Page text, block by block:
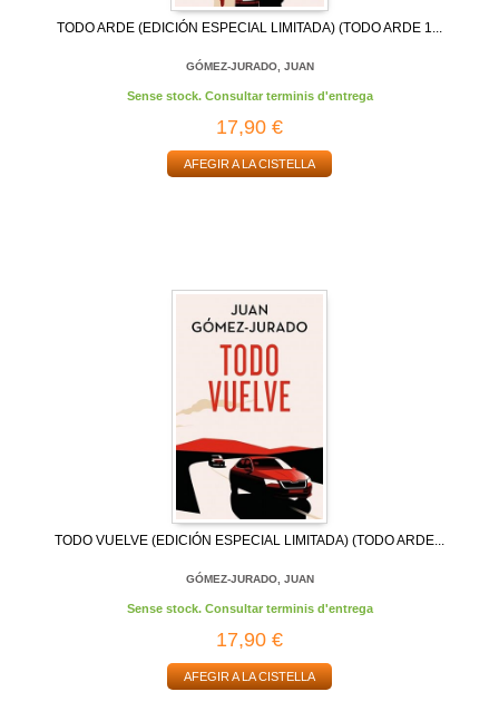
TODO ARDE (EDICIÓN ESPECIAL LIMITADA) (TODO ARDE 1...
GÓMEZ-JURADO, JUAN
Sense stock. Consultar terminis d'entrega
17,90 €
AFEGIR A LA CISTELLA
TODO VUELVE (EDICIÓN ESPECIAL LIMITADA) (TODO ARDE...
GÓMEZ-JURADO, JUAN
Sense stock. Consultar terminis d'entrega
17,90 €
AFEGIR A LA CISTELLA